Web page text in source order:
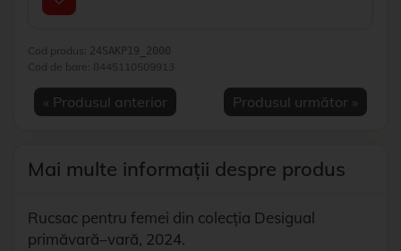
Cod produs: 24SAKP19_2000
Cod de bare: 8445110509913
« Produsul anterior Produsul următor »
Mai multe informații despre produs
Rucsac pentru femei din colecția Desigual
primăvară–vară, 2024.